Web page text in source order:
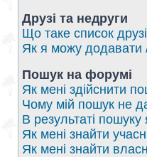
Друзі та недруги
Що таке список
Як я можу додавати /
Пошук на форумі
Як мені здійснити
Чому мій пошук не
В результаті
Як мені знайти
Як мені знайти